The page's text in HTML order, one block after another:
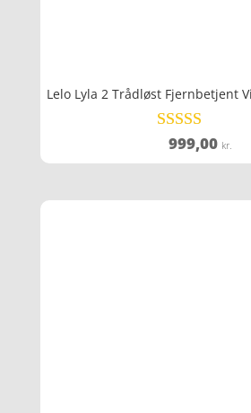
Lelo Lyla 2 Trådløst Fjernbetjent
Vurderet
4.3
999,00 kr.